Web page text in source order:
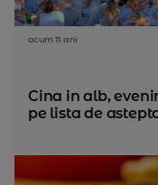
acum 11 ani
Cina in alb,
pe lista de